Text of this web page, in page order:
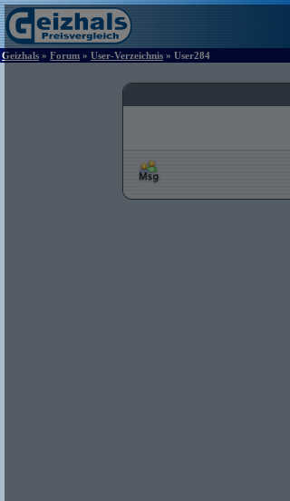
Geizhals » Forum » User-Verzeichnis » User284